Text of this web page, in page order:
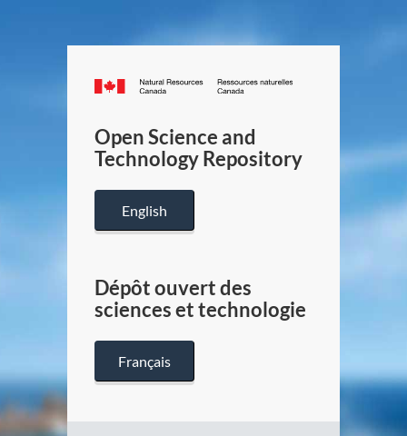
Canada.ca
/
Canada
Open Science and
Technology Repository
English
Dépôt ouvert des
sciences et technologie
Français